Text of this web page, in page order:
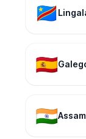
🇨🇩
🇪🇸
🇮🇳